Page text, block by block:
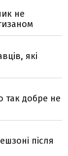
не
які
так добре не
після